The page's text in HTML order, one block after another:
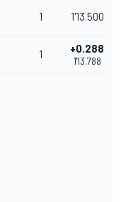
1 1'13.500
1 +0.288
1'13.788